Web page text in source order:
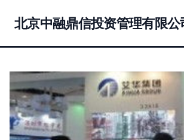
北京中融鼎信投资管理有限公